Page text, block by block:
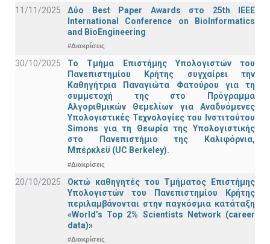
11/11/2025
Δύο Best Paper Awards στο 25th IEEE
International Conference on BioInformatics
and BioEngineering
#Διακρίσεις
30/10/2025
Το Τμήμα Επιστήμης Υπολογιστών του
Πανεπιστημίου Κρήτης συγχαίρει την
Καθηγήτρια Παναγιώτα Φατούρου για τη
συμμετοχή της στο Πρόγραμμα
Αλγοριθμικών Θεμελίων για Αναδυόμενες
Υπολογιστικές Τεχνολογίες του Ινστιτούτου
Simons για τη Θεωρία της Υπολογιστικής
στο Πανεπιστήμιο της Καλιφόρνια,
Μπέρκλεϋ (UC Berkeley).
#Διακρίσεις
20/10/2025
Οκτώ καθηγητές του Τμήματος Επιστήμης
Υπολογιστών του Πανεπιστημίου Κρήτης
περιλαμβάνονται στην παγκόσμια κατάταξη
«World’s Top 2% Scientists Network (career
data)»
#Διακρίσεις